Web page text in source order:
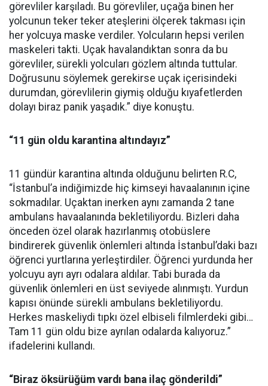
görevliler karşıladı. Bu görevliler, uçağa binen her
yolcunun teker teker ateşlerini ölçerek takması için
her yolcuya maske verdiler. Yolcuların hepsi verilen
maskeleri takti. Uçak havalandıktan sonra da bu
görevliler, sürekli yolcuları gözlem altında tuttular.
Doğrusunu söylemek gerekirse uçak içerisindeki
durumdan, görevlilerin giymiş olduğu kıyafetlerden
dolayı biraz panik yaşadık.” diye konuştu.
“11 gün oldu karantina altındayız”
11 gündür karantina altında olduğunu belirten R.C,
“İstanbul’a indiğimizde hiç kimseyi havaalanının içine
sokmadılar. Uçaktan inerken aynı zamanda 2 tane
ambulans havaalanında bekletiliyordu. Bizleri daha
önceden özel olarak hazırlanmış otobüslere
bindirerek güvenlik önlemleri altında İstanbul’daki bazı
öğrenci yurtlarına yerleştirdiler. Öğrenci yurdunda her
yolcuyu ayrı ayrı odalara aldılar. Tabi burada da
güvenlik önlemleri en üst seviyede alınmıştı. Yurdun
kapısı önünde sürekli ambulans bekletiliyordu.
Herkes maskeliydi tıpkı özel elbiseli filmlerdeki gibi…
Tam 11 gün oldu bize ayrılan odalarda kalıyoruz.”
ifadelerini kullandı.
“Biraz öksürüğüm vardı bana ilaç gönderildi”